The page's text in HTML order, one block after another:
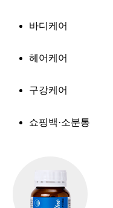
바디케어
헤어케어
구강케어
쇼핑백·소분통